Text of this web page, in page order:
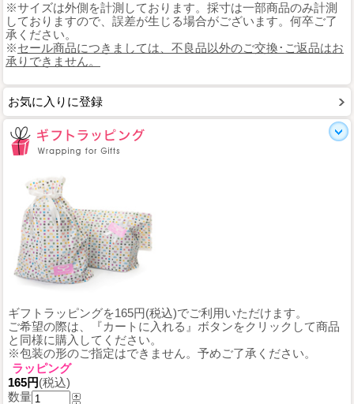
※サイズは外側を計測しております。採寸は一部商品のみ計測
しておりますので、誤差が生じる場合がございます。何卒ご了
承ください。
※セール商品につきましては、不良品以外のご交換･ご返品はお
承りできません。
お気に入りに登録
ギフトラッピングを165円(税込)でご利用いただけます。
ご希望の際は、『カートに入れる』ボタンをクリックして商品
と同様に購入してください。
※包装の形のご指定はできません。予めご了承ください。
ラッピング
165円(税込)
数量